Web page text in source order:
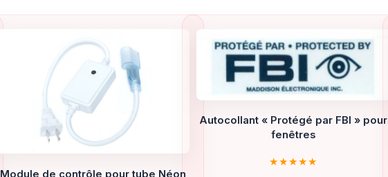
Module de contrôle pour tube Néon
Autocollant « Protégé par FBI » pour
fenêtres